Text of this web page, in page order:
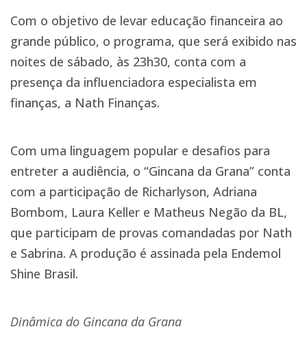
Com o objetivo de levar educação financeira ao
grande público, o programa, que será exibido nas
noites de sábado, às 23h30, conta com a
presença da influenciadora especialista em
finanças, a Nath Finanças.
Com uma linguagem popular e desafios para
entreter a audiência, o “Gincana da Grana” conta
com a participação de Richarlyson, Adriana
Bombom, Laura Keller e Matheus Negão da BL,
que participam de provas comandadas por Nath
e Sabrina. A produção é assinada pela Endemol
Shine Brasil.
Dinâmica do Gincana da Grana